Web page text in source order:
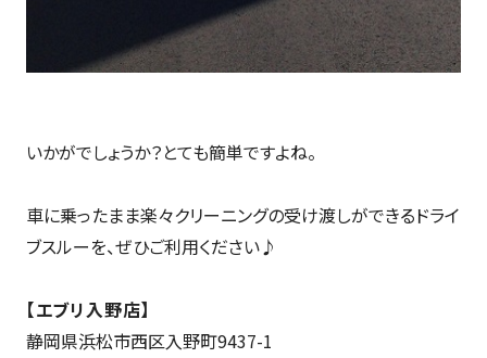
いかがでしょうか？とても簡単ですよね。
車に乗ったまま楽々クリーニングの受け渡しができるドライ
ブスルーを、ぜひご利用ください♪
【エブリ入野店】
静岡県浜松市西区入野町9437-1